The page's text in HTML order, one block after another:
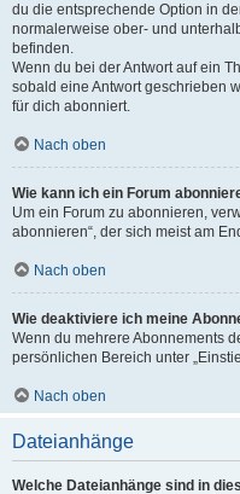
du die entsprechende Option in
normalerweise ober- und
befinden.
Wenn du bei der Antwort auf ein
sobald eine Antwort geschrieben
für dich abonniert.
Nach oben
Wie kann ich ein Forum
Um ein Forum zu abonnieren,
abonnieren“, der sich meist am
Nach oben
Wie deaktiviere ich meine
Wenn du mehrere Abonnements
persönlichen Bereich unter
Nach oben
Dateianhänge
Welche Dateianhänge sind in